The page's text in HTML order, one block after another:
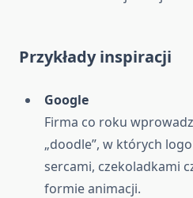
Przykłady inspiracji
Google
Firma co roku
„doodle”, w których
sercami, czekoladkami
formie animacji.